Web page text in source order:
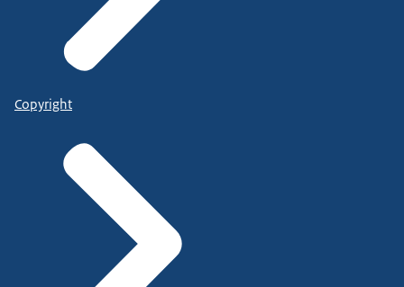
Copyright